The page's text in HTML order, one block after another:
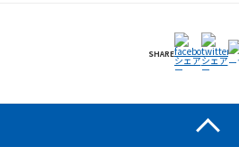
SHARE